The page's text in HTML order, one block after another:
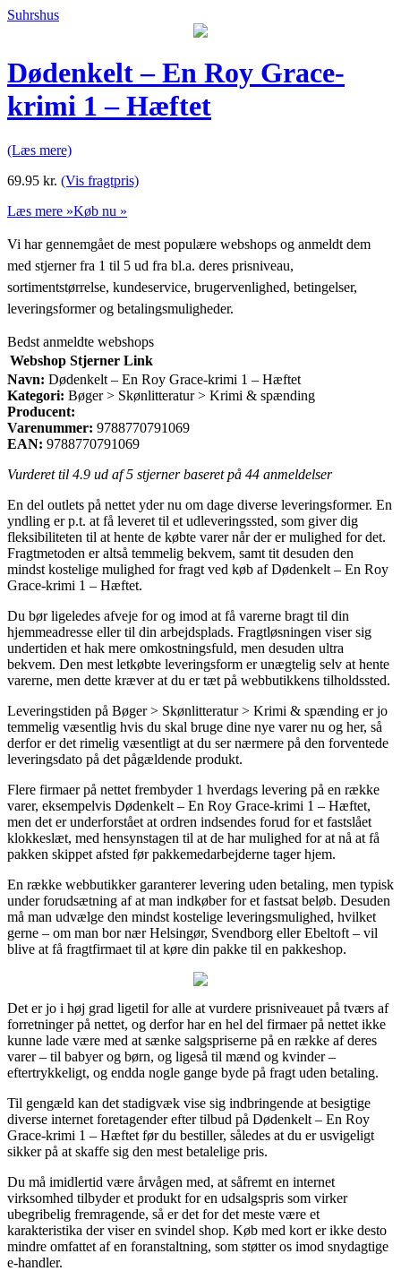
Suhrshus
Dødenkelt – En Roy Grace-
krimi 1 – Hæftet
(Læs mere)
69.95 kr. (Vis fragtpris)
Læs mere »Køb nu »
Vi har gennemgået de mest populære webshops og anmeldt dem
med stjerner fra 1 til 5 ud fra bl.a. deres prisniveau,
sortimentstørrelse, kundeservice, brugervenlighed, betingelser,
leveringsformer og betalingsmuligheder.
Bedst anmeldte webshops
Webshop Stjerner Link
Navn: Dødenkelt – En Roy Grace-krimi 1 – Hæftet
Kategori: Bøger > Skønlitteratur > Krimi & spænding
Producent:
Varenummer: 9788770791069
EAN: 9788770791069
Vurderet til 4.9 ud af 5 stjerner baseret på 44 anmeldelser
En del outlets på nettet yder nu om dage diverse leveringsformer. En
yndling er p.t. at få leveret til et udleveringssted, som giver dig
fleksibiliteten til at hente de købte varer når der er mulighed for det.
Fragtmetoden er altså temmelig bekvem, samt tit desuden den
mindst kostelige mulighed for fragt ved køb af Dødenkelt – En Roy
Grace-krimi 1 – Hæftet.
Du bør ligeledes afveje for og imod at få varerne bragt til din
hjemmeadresse eller til din arbejdsplads. Fragtløsningen viser sig
undertiden et hak mere omkostningsfuld, men desuden ultra
bekvem. Den mest letkøbte leveringsform er unægtelig selv at hente
varerne, men dette kræver at du er tæt på webbutikkens tilholdssted.
Leveringstiden på Bøger > Skønlitteratur > Krimi & spænding er jo
temmelig væsentlig hvis du skal bruge dine nye varer nu og her, så
derfor er det rimelig væsentligt at du ser nærmere på den forventede
leveringsdato på det pågældende produkt.
Flere firmaer på nettet frembyder 1 hverdags levering på en række
varer, eksempelvis Dødenkelt – En Roy Grace-krimi 1 – Hæftet,
men det er underforstået at ordren indsendes forud for et fastslået
klokkeslæt, med hensynstagen til at de har mulighed for at nå at få
pakken skippet afsted før pakkemedarbejderne tager hjem.
En række webbutikker garanterer levering uden betaling, men typisk
under forudsætning af at man indkøber for et fastsat beløb. Desuden
må man udvælge den mindst kostelige leveringsmulighed, hvilket
gerne – om man bor nær Helsingør, Svendborg eller Ebeltoft – vil
blive at få fragtfirmaet til at køre din pakke til en pakkeshop.
Det er jo i høj grad ligetil for alle at vurdere prisniveauet på tværs af
forretninger på nettet, og derfor har en hel del firmaer på nettet ikke
kunne lade være med at sænke salgspriserne på en række af deres
varer – til babyer og børn, og ligeså til mænd og kvinder –
eftertrykkeligt, og endda nogle gange byde på fragt uden betaling.
Til gengæld kan det stadigvæk vise sig indbringende at besigtige
diverse internet foretagender efter tilbud på Dødenkelt – En Roy
Grace-krimi 1 – Hæftet før du bestiller, således at du er usvigeligt
sikker på at skaffe sig den mest betalelige pris.
Du må imidlertid være årvågen med, at såfremt en internet
virksomhed tilbyder et produkt for en udsalgspris som virker
ubegribelig fremragende, så er det for det meste være et
karakteristika der viser en svindel shop. Køb med kort er ikke desto
mindre omfattet af en foranstaltning, som støtter os imod snydagtige
e-handler.